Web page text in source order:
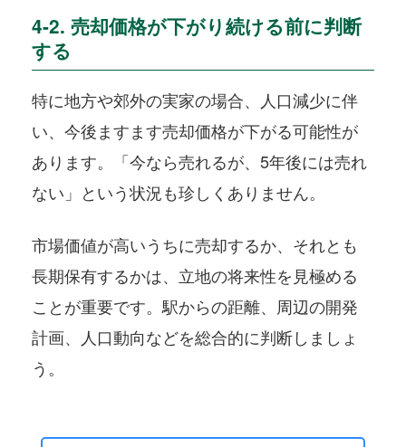
4-2. 売却価格が下がり続ける前に判断
する
特に地方や郊外の実家の場合、人口減少に伴
い、今後ますます売却価格が下がる可能性が
あります。「今なら売れるが、5年後には売れ
ない」という状況も珍しくありません。
市場価値が高いうちに売却するか、それとも
長期保有するかは、立地の将来性を見極める
ことが重要です。駅からの距離、周辺の開発
計画、人口動向などを総合的に判断しましょ
う。